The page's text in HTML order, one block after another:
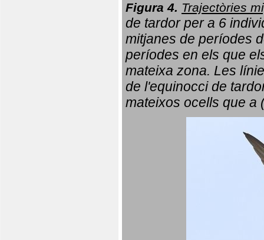
Figura 4. Trajectòries
de tardor per a 6
mitjanes de períodes
períodes en els que
mateixa zona. Les
de l'equinocci de
mateixos ocells que a